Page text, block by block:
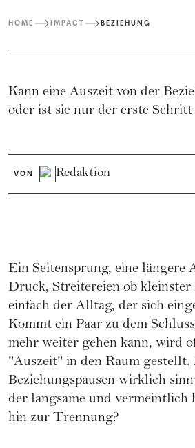
HOME IMPACT BEZIEHUNG
Kann eine Auszeit von der
oder ist sie nur der erste Schritt
VON Redaktion
Ein Seitensprung, eine längere
Druck, Streitereien ob kleinster
einfach der Alltag, der sich
Kommt ein Paar zu dem
mehr weiter gehen kann, wird
"Auszeit" in den Raum gestellt.
Beziehungspausen wirklich
der langsame und vermeintlich
hin zur Trennung?